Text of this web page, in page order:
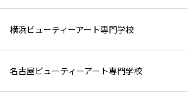
横浜ビューティーアート専門学校
名古屋ビューティーアート専門学校